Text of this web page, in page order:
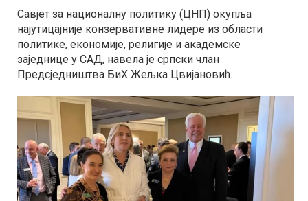
Савјет за националну политику (ЦНП) окупља
најутицајније конзервативне лидере из области
политике, економије, религије и академске
заједнице у САД, навела је српски члан
Предсједништва БиХ Жељка Цвијановић.